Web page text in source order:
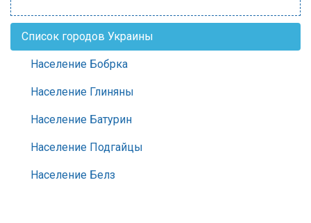
Список городов Украины
Население Бобрка
Население Глиняны
Население Батурин
Население Подгайцы
Население Белз